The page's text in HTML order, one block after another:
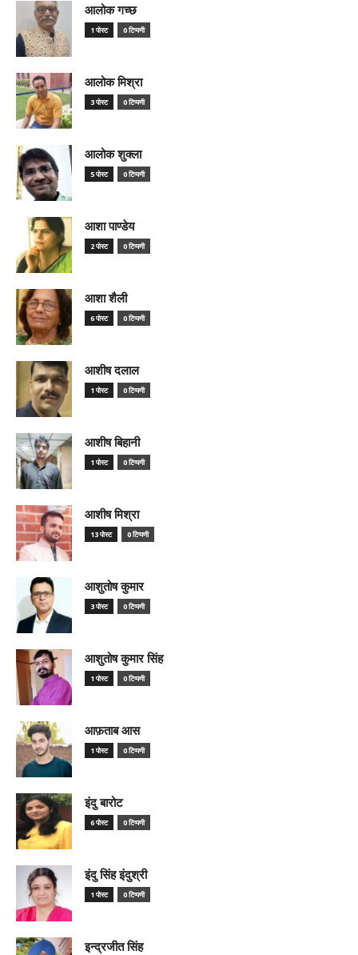
आलोक गच्छ
1 पोस्ट 0 टिप्पणी
आलोक मिश्रा
3 पोस्ट 0 टिप्पणी
आलोक शुक्ला
5 पोस्ट 0 टिप्पणी
आशा पाण्डेय
2 पोस्ट 0 टिप्पणी
आशा शैली
6 पोस्ट 0 टिप्पणी
आशीष दलाल
1 पोस्ट 0 टिप्पणी
आशीष बिहानी
1 पोस्ट 0 टिप्पणी
आशीष मिश्रा
13 पोस्ट 0 टिप्पणी
आशुतोष कुमार
3 पोस्ट 0 टिप्पणी
आशुतोष कुमार सिंह
1 पोस्ट 0 टिप्पणी
आफ़ताब आस
1 पोस्ट 0 टिप्पणी
इंदु बारोट
6 पोस्ट 0 टिप्पणी
इंदु सिंह इंदुश्री
1 पोस्ट 0 टिप्पणी
इन्द्रजीत सिंह